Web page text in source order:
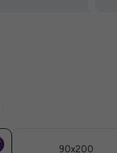
90x200